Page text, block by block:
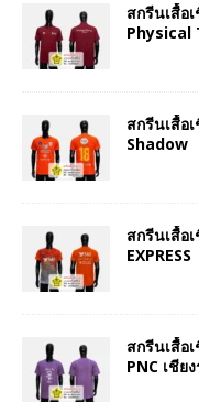
สกรีนเสื้อ
Physical
สกรีนเสื้อ
Shadow
สกรีนเสื้อ
EXPRESS
สกรีนเสื้อ
PNC เชีย